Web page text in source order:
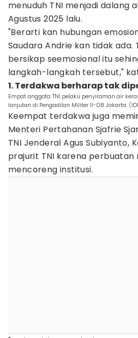
menuduh TNI menjadi dalang
Agustus 2025 lalu.
"Berarti kan hubungan
Saudara Andrie kan tidak ada.
bersikap seemosional itu
langkah-langkah tersebut,"
1. Terdakwa berharap tak
Empat anggota TNI pelaku penyiraman air
lanjutan di Pengadilan Militer II-08 Jakarta.
Keempat terdakwa juga
Menteri Pertahanan Sjafrie
TNI Jenderal Agus Subiyanto,
prajurit TNI karena
mencoreng institusi.